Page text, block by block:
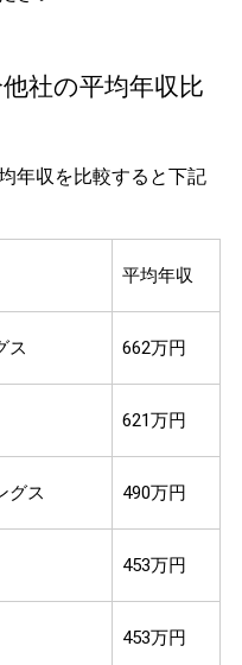
社の平均年収比
年収を比較すると下記
平均年収
ス 662万円
621万円
グス 490万円
453万円
453万円